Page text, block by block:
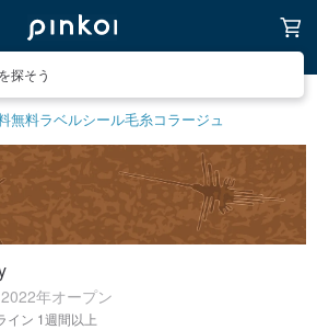
探そう
無料ラベルシール毛糸コラージュ
年オープン
イン 1週間以上